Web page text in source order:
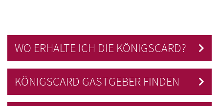
WO ERHALTE ICH DIE KÖNIGSCARD?
KÖNIGSCARD GASTGEBER FINDEN